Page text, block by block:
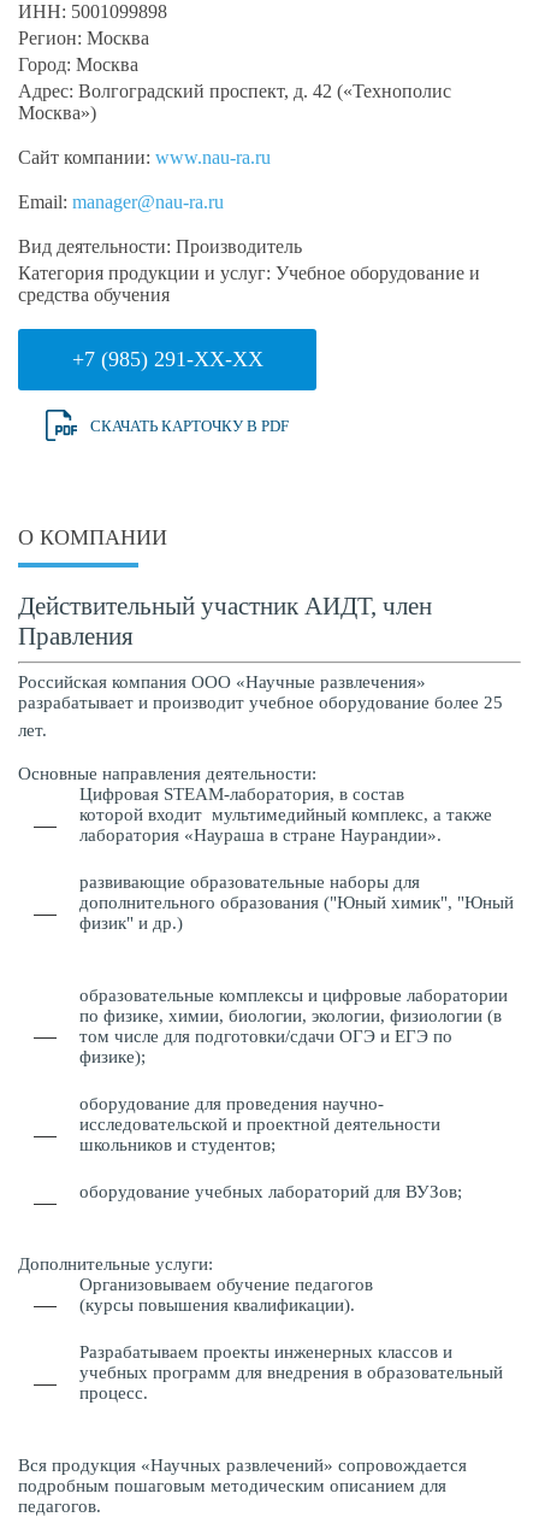
ИНН: 5001099898
Регион: Москва
Город: Москва
Адрес: Волгоградский проспект, д. 42 («Технополис
Москва»)
Сайт компании: www.nau-ra.ru
Email: manager@nau-ra.ru
Вид деятельности: Производитель
Категория продукции и услуг: Учебное оборудование и
средства обучения
+7 (985) 291-XX-XX
СКАЧАТЬ КАРТОЧКУ В PDF
О КОМПАНИИ
Действительный участник АИДТ, член
Правления
Российская компания ООО «Научные развлечения»
разрабатывает и производит учебное оборудование более 25
лет.
Основные направления деятельности:
Цифровая STEAM-лаборатория, в состав
которой входит мультимедийный комплекс, а также
лаборатория «Наураша в стране Наурандии».
развивающие образовательные наборы для
дополнительного образования ("Юный химик", "Юный
физик" и др.)
образовательные комплексы и цифровые лаборатории
по физике, химии, биологии, экологии, физиологии (в
том числе для подготовки/сдачи ОГЭ и ЕГЭ по
физике);
оборудование для проведения научно-
исследовательской и проектной деятельности
школьников и студентов;
оборудование учебных лабораторий для ВУЗов;
Дополнительные услуги:
Организовываем обучение педагогов
(курсы повышения квалификации).
Разрабатываем проекты инженерных классов и
учебных программ для внедрения в образовательный
процесс.
Вся продукция «Научных развлечений» сопровождается
подробным пошаговым методическим описанием для
педагогов.